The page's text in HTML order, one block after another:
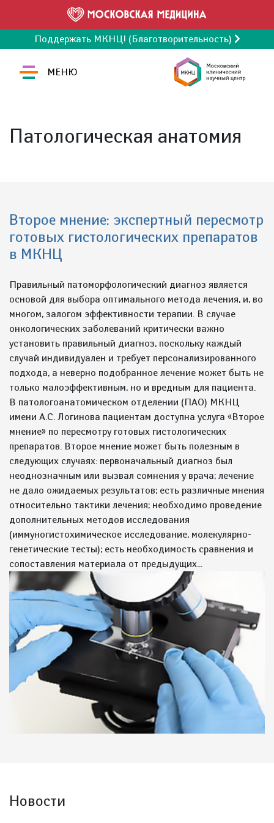
Поддержать МКНЦ! (Благотворительность)
МЕНЮ
Патологическая анатомия
Второе мнение: экспертный пересмотр
готовых гистологических препаратов
в МКНЦ
Правильный патоморфологический диагноз является
основой для выбора оптимального метода лечения, и, во
многом, залогом эффективности терапии. В случае
онкологических заболеваний критически важно
установить правильный диагноз, поскольку каждый
случай индивидуален и требует персонализированного
подхода, а неверно подобранное лечение может быть не
только малоэффективным, но и вредным для пациента.
В патологоанатомическом отделении (ПАО) МКНЦ
имени А.С. Логинова пациентам доступна услуга «Второе
мнение» по пересмотру готовых гистологических
препаратов. Второе мнение может быть полезным в
следующих случаях: первоначальный диагноз был
неоднозначным или вызвал сомнения у врача; лечение
не дало ожидаемых результатов; есть различные мнения
относительно тактики лечения; необходимо проведение
дополнительных методов исследования
(иммуногистохимическое исследование, молекулярно-
генетические тесты); есть необходимость сравнения и
сопоставления материала от предыдущих...
Новости